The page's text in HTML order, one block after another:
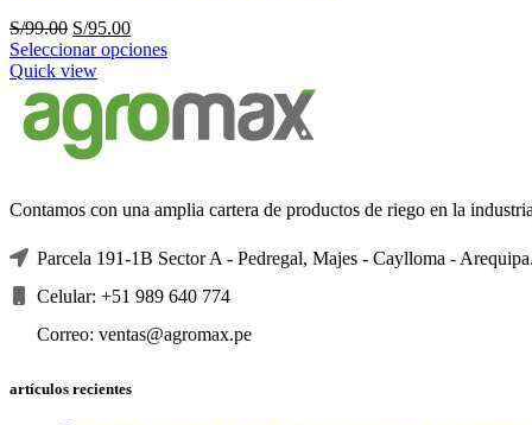
S/99.00 El
precio
original
era:
S/99.00.
S/95.00El
precio
es:
S/95.00.
Seleccionar opciones
Quick view
Contamos con una amplia cartera de productos de riego en la
Parcela 191-1B Sector A - Pedregal, Majes - Caylloma - Arequipa.
Celular: +51 989 640 774
Correo: ventas@agromax.pe
artículos recientes